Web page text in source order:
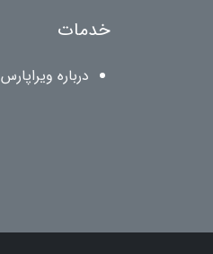
خدمات
درباره ویراپارس